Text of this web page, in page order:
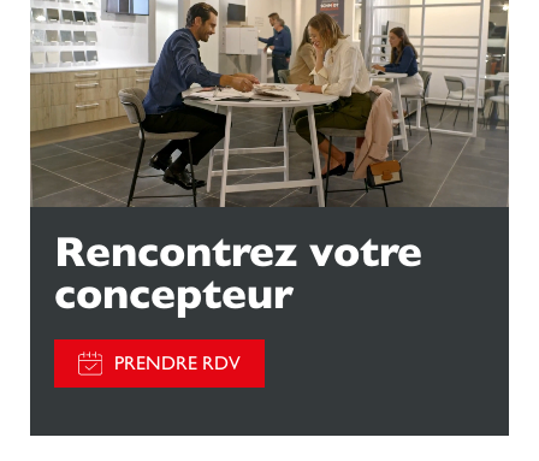
Rencontrez votre
concepteur
PRENDRE RDV